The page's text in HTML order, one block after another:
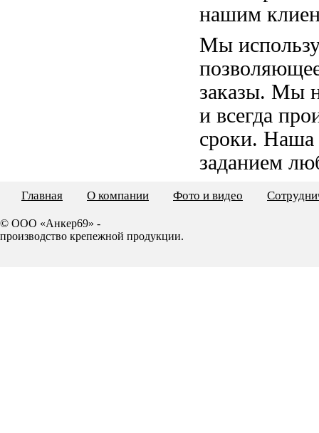
нашим
Мы
заказы. Мы
и всегда
сроки. Наша
заданием
Главная О компании Фото и видео
© ООО «Анкер69» -
производство крепежной продукции.